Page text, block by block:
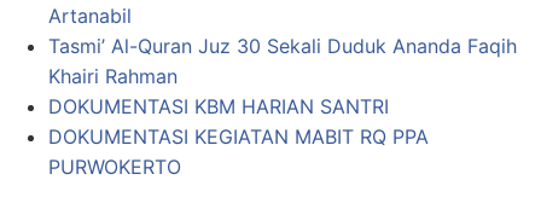
Artanabil
Tasmi’ Al-Quran Juz 30 Sekali Duduk Ananda Faqih
Khairi Rahman
DOKUMENTASI KBM HARIAN SANTRI
DOKUMENTASI KEGIATAN MABIT RQ PPA
PURWOKERTO